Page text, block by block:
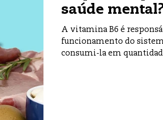
Acesso a Saúde
saúde
A vitamina B6 é
funcionamento do
consumi-la em